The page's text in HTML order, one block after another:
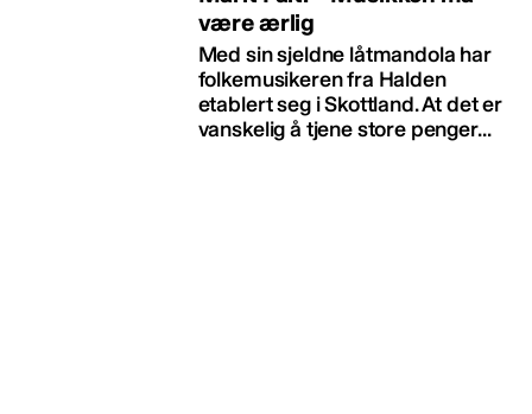
være ærlig
Med sin sjeldne låtmandola har
folkemusikeren fra Halden
etablert seg i Skottland. At det er
vanskelig å tjene store penger...